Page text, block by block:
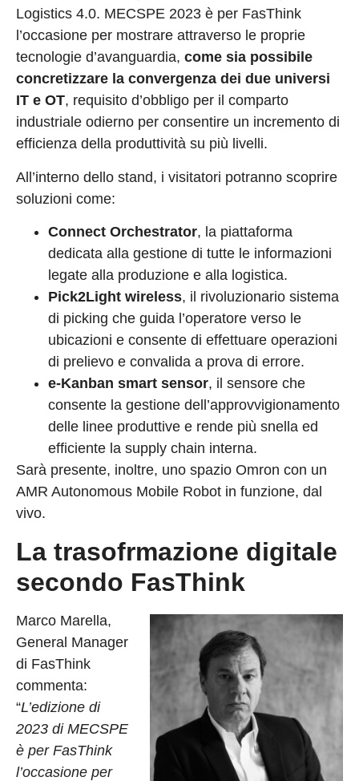
Logistics 4.0. MECSPE 2023 è per FasThink
l’occasione per mostrare attraverso le proprie
tecnologie d’avanguardia, come sia possibile
concretizzare la convergenza dei due universi
IT e OT, requisito d’obbligo per il comparto
industriale odierno per consentire un incremento di
efficienza della produttività su più livelli.
All’interno dello stand, i visitatori potranno scoprire
soluzioni come:
Connect Orchestrator, la piattaforma
dedicata alla gestione di tutte le informazioni
legate alla produzione e alla logistica.
Pick2Light wireless, il rivoluzionario sistema
di picking che guida l’operatore verso le
ubicazioni e consente di effettuare operazioni
di prelievo e convalida a prova di errore.
e-Kanban smart sensor, il sensore che
consente la gestione dell’approvvigionamento
delle linee produttive e rende più snella ed
efficiente la supply chain interna.
Sarà presente, inoltre, uno spazio Omron con un
AMR Autonomous Mobile Robot in funzione, dal
vivo.
La trasofrmazione digitale
secondo FasThink
Marco Marella,
General Manager
di FasThink
commenta:
“L’edizione di
2023 di MECSPE
è per FasThink
l’occasione per